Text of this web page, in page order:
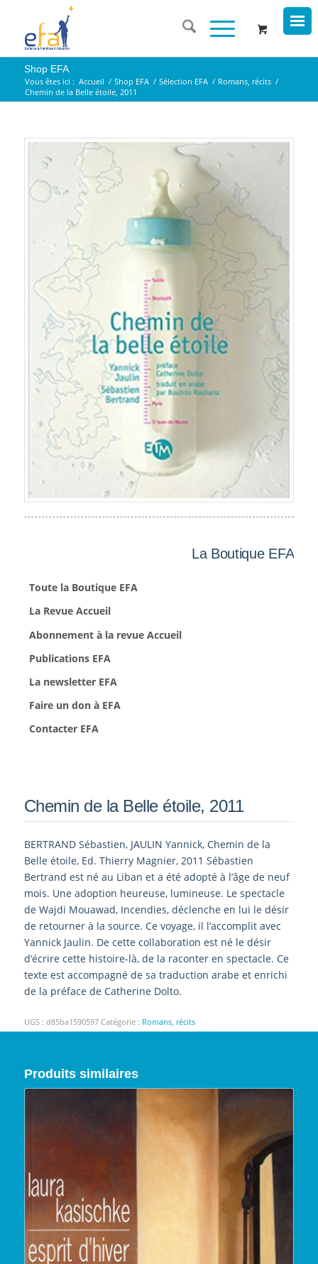
Shop EFA
Vous êtes ici : Accueil / Shop EFA / Sélection EFA / Romans, récits /
Chemin de la Belle étoile, 2011
La Boutique EFA
Toute la Boutique EFA
La Revue Accueil
Abonnement à la revue Accueil
Publications EFA
La newsletter EFA
Faire un don à EFA
Contacter EFA
Chemin de la Belle étoile, 2011
BERTRAND Sébastien, JAULIN Yannick, Chemin de la
Belle étoile, Ed. Thierry Magnier, 2011 Sébastien
Bertrand est né au Liban et a été adopté à l’âge de neuf
mois. Une adoption heureuse, lumineuse. Le spectacle
de Wajdi Mouawad, Incendies, déclenche en lui le désir
de retourner à la source. Ce voyage, il l’accomplit avec
Yannick Jaulin. De cette collaboration est né le désir
d’écrire cette histoire-là, de la raconter en spectacle. Ce
texte est accompagné de sa traduction arabe et enrichi
de la préface de Catherine Dolto.
UGS : d85ba1590597 Catégorie : Romans, récits
Produits similaires